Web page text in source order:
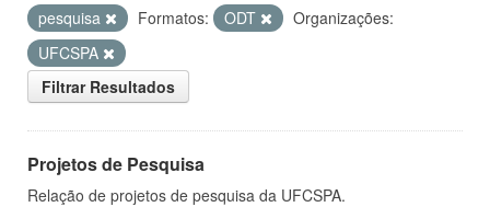
pesquisa
Formatos: ODT
Organizações:
UFCSPA
Filtrar Resultados
Projetos de Pesquisa
Relação de projetos de pesquisa da UFCSPA.